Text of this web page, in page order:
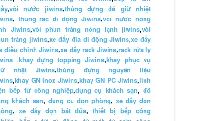
,vòi nước jiwins,thùng đựng đá giữ nhiệt
, thùng rác di động Jiwins,vòi nước nóng
Jiwins,vòi phun tráng nóng lạnh jiwins,vòi
tráng jiwins,xe đẩy đĩa di động Jiwins,xe đẩy
điều chỉnh Jiwins,xe đẩy rack Jiwins,rack rửa ly
,khay đựng topping Jiwins,khay phục vụ
nhật Jiwins,thùng đựng nguyên liệu
,khay GN Inox Jiwins,khay GN PC Jiwins,linh
bếp từ công nghiệp,dụng cụ khách sạn, đồ
khách sạn, dụng cụ dọn phòng, xe đẩy dọn
, xe đẩy dọn bát đũa, thiết bị bếp công